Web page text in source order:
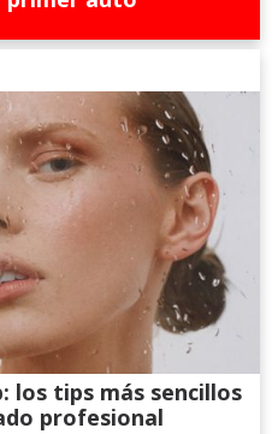
los tips más sencillos
profesional